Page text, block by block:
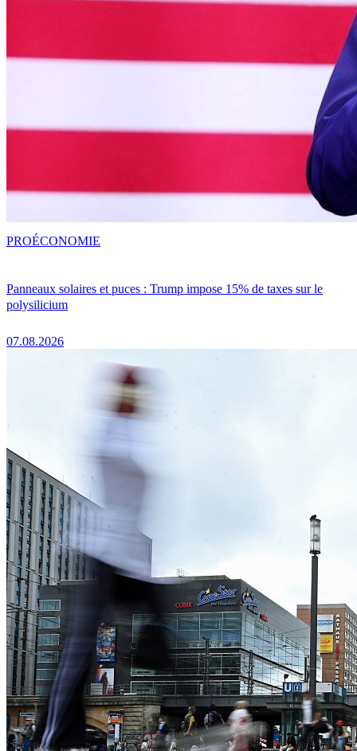
Panneaux solaires et puces : Trump impose 15% de taxes sur le
polysilicium
07.08.2026
PROÉCONOMIE